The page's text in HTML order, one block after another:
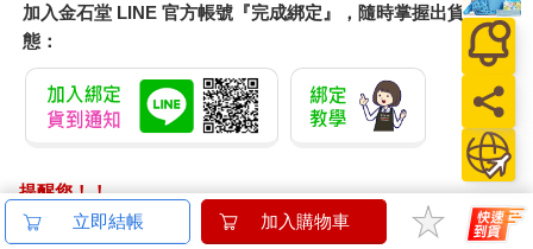
這樣的結果讓我感到茫然。
＊
某個週日，家裡的滷味店沒有營業，大姊和她那位天使同學約好
去逛街，二姊也和朋友去了遊樂園，爸媽開車載我和兩個弟弟去
蔡欣頤的事讓我的心情一直很低落，本來還想著出來一趟能散散
加入金石堂 LINE 官方帳號『完成綁定』，隨時掌握出貨動
態：
提醒您！！
金石堂及銀行均不會請您操作ATM! 如接獲電話要求您前往
立即結帳 加入購物車